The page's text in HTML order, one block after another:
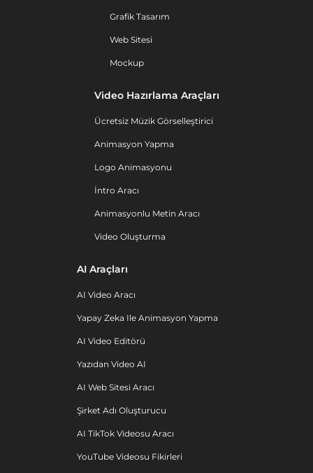
Grafik Tasarım
Web Sitesi
Mockup
Video Hazırlama Araçları
Ücretsiz Müzik Görselleştirici
Animasyon Yapma
Logo Animasyonu
İntro Aracı
Animasyonlu Metin Aracı
Video Oluşturma
AI Araçları
AI Video Aracı
Yapay Zeka Ile Animasyon Yapma
AI Video Editörü
Yazıdan Video AI
AI Web Sitesi Aracı
Şirket Adı Oluşturucu
AI TikTok Videosu Aracı
YouTube Videosu Fikirleri